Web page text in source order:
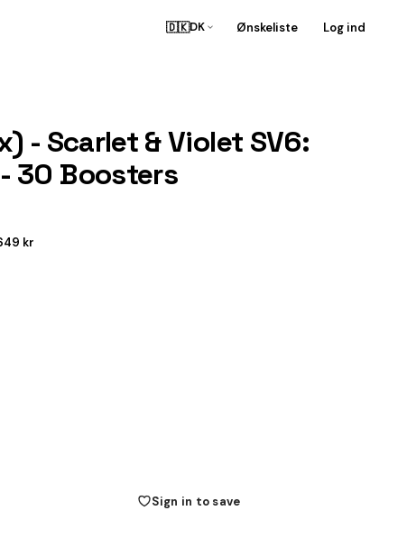
🇩🇰DK Ønskeliste Log ind
- Scarlet & Violet SV6:
30 Boosters
kr
Sign in to save